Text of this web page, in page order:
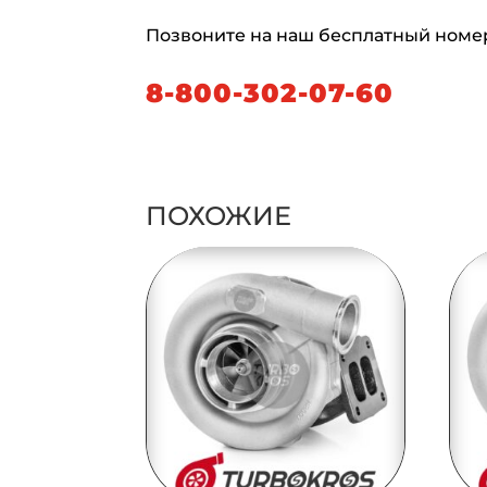
Позвоните на наш бесплатный
8-800-302-07-60
ПОХОЖИЕ